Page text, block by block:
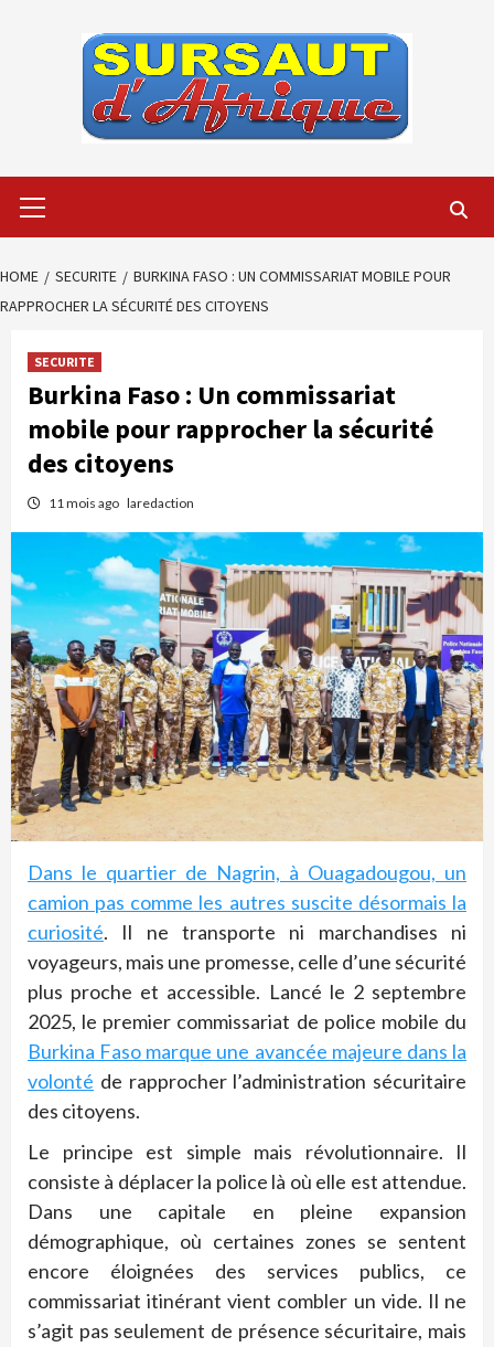
Menu
HOME SECURITE
BURKINA FASO : UN COMMISSARIAT MOBILE POUR
RAPPROCHER LA SÉCURITÉ DES CITOYENS
SECURITE
Burkina Faso : Un commissariat
mobile pour rapprocher la sécurité
des citoyens
11 mois ago laredaction
Dans le quartier de Nagrin, à Ouagadougou, un
camion pas comme les autres suscite désormais la
curiosité. Il ne transporte ni marchandises ni
voyageurs, mais une promesse, celle d’une sécurité
plus proche et accessible. Lancé le 2 septembre
2025, le premier commissariat de police mobile du
Burkina Faso marque une avancée majeure dans la
volonté de rapprocher l’administration sécuritaire
des citoyens.
Le principe est simple mais révolutionnaire. Il
consiste à déplacer la police là où elle est attendue.
Dans une capitale en pleine expansion
démographique, où certaines zones se sentent
encore éloignées des services publics, ce
commissariat itinérant vient combler un vide. Il ne
s’agit pas seulement de présence sécuritaire, mais